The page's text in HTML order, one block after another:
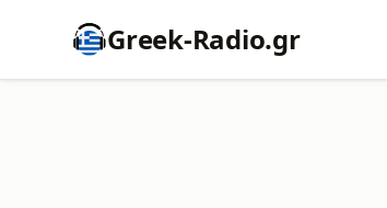
Greek-Radio.gr